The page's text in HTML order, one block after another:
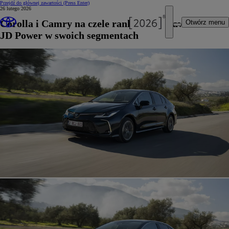
Przejdź do głównej zawartości (Press Enter)
Otwórz menu
26 lutego 2026
Corolla i Camry na czele rankingu niezawodności
JD Power w swoich segmentach